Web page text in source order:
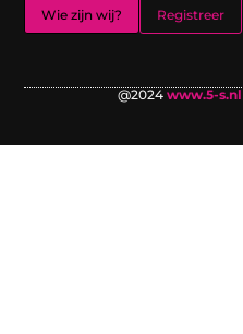
Wie zijn wij? Registreer
@2024www.5-s.nl